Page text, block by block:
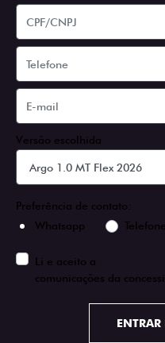
Versão escolhida
Preferência de contato:
Whatsapp
Telefone
Li e aceito a
comunicações da